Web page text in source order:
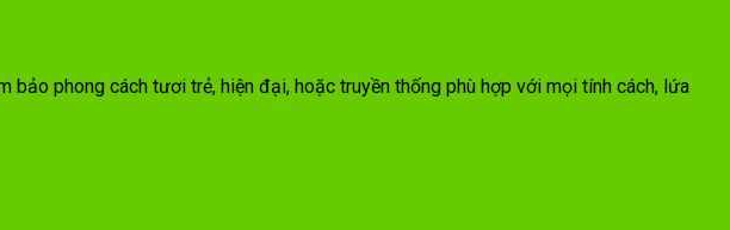
bảo phong cách tươi trẻ, hiện đại, hoặc truyền thống phù hợp với mọi tính cách, lứa